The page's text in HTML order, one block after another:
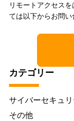
リモートアクセス
ては以下からお問い
カテゴリー
サイバーセキュリ
その他